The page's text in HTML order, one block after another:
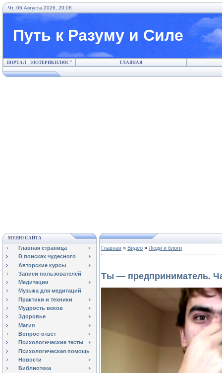
Чт, 06.Августа.2026, 20:08
Путь к Разуму и Силе
ПОРТАЛ "ЭЗОТЕРИКПЛЮС" ГЛАВНАЯ
МЕНЮ САЙТА
Главная страница
В поисках чудесного
Авторские курсы
Записи пользователей
Медитации
Музыка для медитаций
Практики и техники
Мудрость веков
Здоровье
Магия
Вопрос-ответ
Психологические тесты
Психологическая помощь
Новости
Библиотека
Главная » Видео » Люди и блоги
Ты — предприниматель.